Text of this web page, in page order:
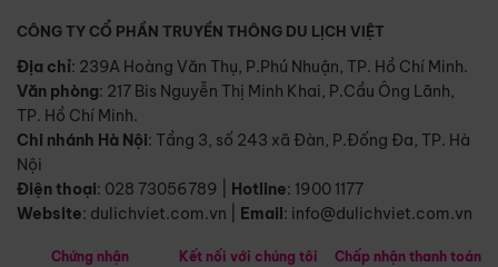
CÔNG TY CỔ PHẦN TRUYỀN THÔNG DU LỊCH VIỆT
Địa chỉ: 239A Hoàng Văn Thụ, P.Phú Nhuận, TP. Hồ Chí Minh.
Văn phòng: 217 Bis Nguyễn Thị Minh Khai, P.Cầu Ông Lãnh,
TP. Hồ Chí Minh.
Chi nhánh Hà Nội: Tầng 3, số 243 xã Đàn, P.Đống Đa, TP. Hà
Nội
Điện thoại: 028 73056789 Hotline: 1900 1177
Website: dulichviet.com.vn Email: info@dulichviet.com.vn
Chứng nhận Kết nối với chúng tôi Chấp nhận thanh toán